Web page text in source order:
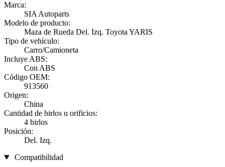
Marca:
SIA Autoparts
Modelo de producto:
Maza de Rueda Del. Izq. Toyota YARIS
Tipo de vehículo:
Carro/Camioneta
Incluye ABS:
Con ABS
Código OEM:
913560
Origen:
China
Cantidad de birlos u orificios:
4 birlos
Posición:
Del. Izq.
Compatibilidad